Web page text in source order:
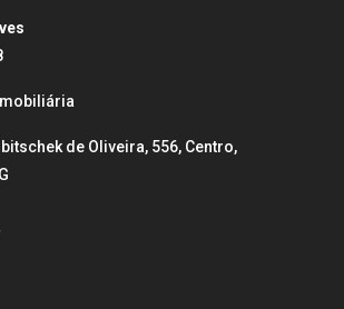
de Oliveira, 556, Centro,